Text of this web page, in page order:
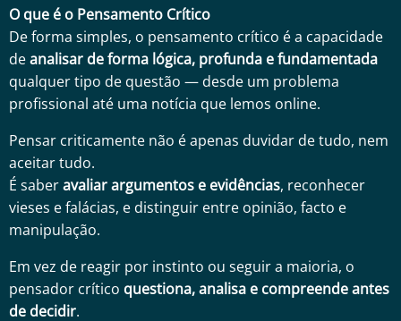
O que é o Pensamento Crítico
De forma simples, o pensamento crítico é a capacidade
deanalisar de forma lógica, profunda e fundamentada
qualquer tipo de questão — desde um problema
profissional até uma notícia que lemos online.
Pensar criticamente não é apenas duvidar de tudo, nem
aceitar tudo.
É saberavaliar argumentos e evidências, reconhecer
vieses e falácias, e distinguir entre opinião, facto e
manipulação.
Em vez de reagir por instinto ou seguir a maioria, o
pensador crítico questiona, analisa e compreende antes
de decidir.